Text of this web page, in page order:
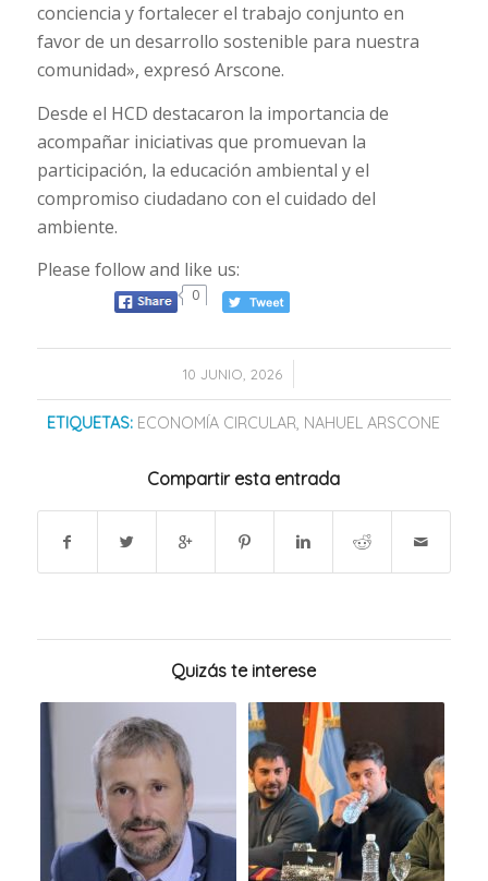
conciencia y fortalecer el trabajo conjunto en
favor de un desarrollo sostenible para nuestra
comunidad», expresó Arscone.
Desde el HCD destacaron la importancia de
acompañar iniciativas que promuevan la
participación, la educación ambiental y el
compromiso ciudadano con el cuidado del
ambiente.
Please follow and like us:
0
10 JUNIO, 2026
/
ETIQUETAS: ECONOMÍA CIRCULAR, NAHUEL ARSCONE
Compartir esta entrada
Quizás te interese